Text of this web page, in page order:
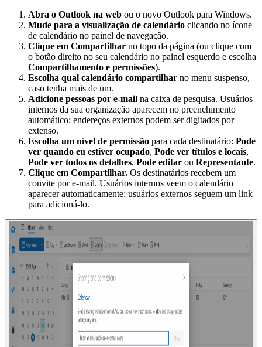
Abra o Outlook na web ou o novo Outlook para Windows.
Mude para a visualização de calendário clicando no ícone
de calendário no painel de navegação.
Clique em Compartilhar no topo da página (ou clique com
o botão direito no seu calendário no painel esquerdo e escolha
Compartilhamento e permissões).
Escolha qual calendário compartilhar no menu suspenso,
caso tenha mais de um.
Adicione pessoas por e-mail na caixa de pesquisa. Usuários
internos da sua organização aparecem no preenchimento
automático; endereços externos podem ser digitados por
extenso.
Escolha um nível de permissão para cada destinatário: Pode
ver quando eu estiver ocupado, Pode ver títulos e locais,
Pode ver todos os detalhes, Pode editar ou Representante.
Clique em Compartilhar. Os destinatários recebem um
convite por e-mail. Usuários internos veem o calendário
aparecer automaticamente; usuários externos seguem um link
para adicioná-lo.